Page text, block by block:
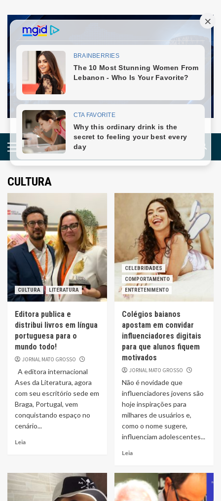
content
Primary
Menu
CULTURA
CULTURA LITERATURA
Editora publica e
distribui livros em língua
portuguesa para o
mundo todo!
JORNAL MATO GROSSO
A editora internacional
Ases da Literatura, agora
com seu escritório sede em
Braga, Portugal, vem
conquistando espaço no
cenário...
Leia
CELEBRIDADES
COMPORTAMENTO
ENTRETENIMENTO
Colégios baianos
apostam em convidar
influenciadores digitais
para que alunos fiquem
motivados
JORNAL MATO GROSSO
Não é novidade que
influenciadores jovens são
hoje inspirações para
milhares de usuários e,
como o nome sugere,
influenciam adolescentes...
Leia